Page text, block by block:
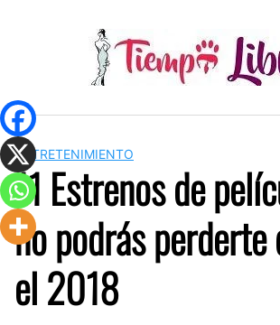
ENTRETENIMIENTO
11 Estrenos de
no podrás
el 2018